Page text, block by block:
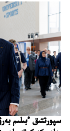
سپورتتىق ءبىلىم